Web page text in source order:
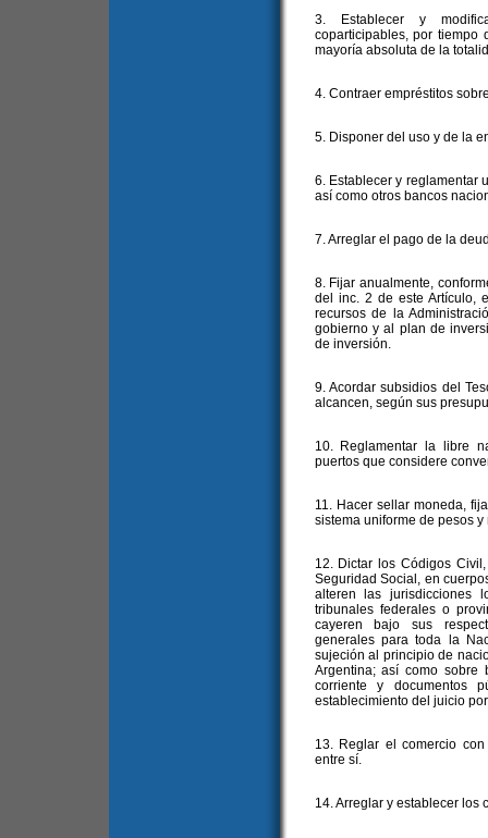
3. Establecer y
coparticipables, por tiempo
mayoría absoluta de la
4. Contraer empréstitos
5. Disponer del uso y de la
6. Establecer y reglamentar
así como otros bancos
7. Arreglar el pago de la
8. Fijar anualmente,
del inc. 2 de este Artículo,
recursos de la
gobierno y al plan de
de inversión.
9. Acordar subsidios del
alcancen, según sus
10. Reglamentar la libre
puertos que considere
11. Hacer sellar moneda,
sistema uniforme de pesos
12. Dictar los Códigos
Seguridad Social, en
alteren las jurisdicciones
tribunales federales o
cayeren bajo sus
generales para toda la
sujeción al principio de
Argentina; así como sobre
corriente y documentos
establecimiento del juicio
13. Reglar el comercio
entre sí.
14. Arreglar y establecer los